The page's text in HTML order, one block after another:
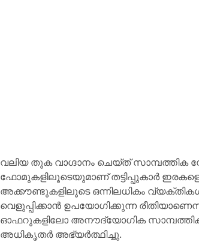
വലിയ തുക വാഗ്ദാനം ചെയ്ത് സാമ്പത്തിക
ഫോമുകളിലൂടെയുമാണ് തട്ടിപ്പുകാർ
അക്കൗണ്ടുകളിലൂടെ ഒന്നിലധികം
വെളുപ്പിക്കാൻ ഉപയോഗിക്കുന്ന
ഓഫറുകളിലോ അനൗദ്യോഗിക സാമ്പത്തിക
അധികൃതർ അഭ്യർത്ഥിച്ചു.